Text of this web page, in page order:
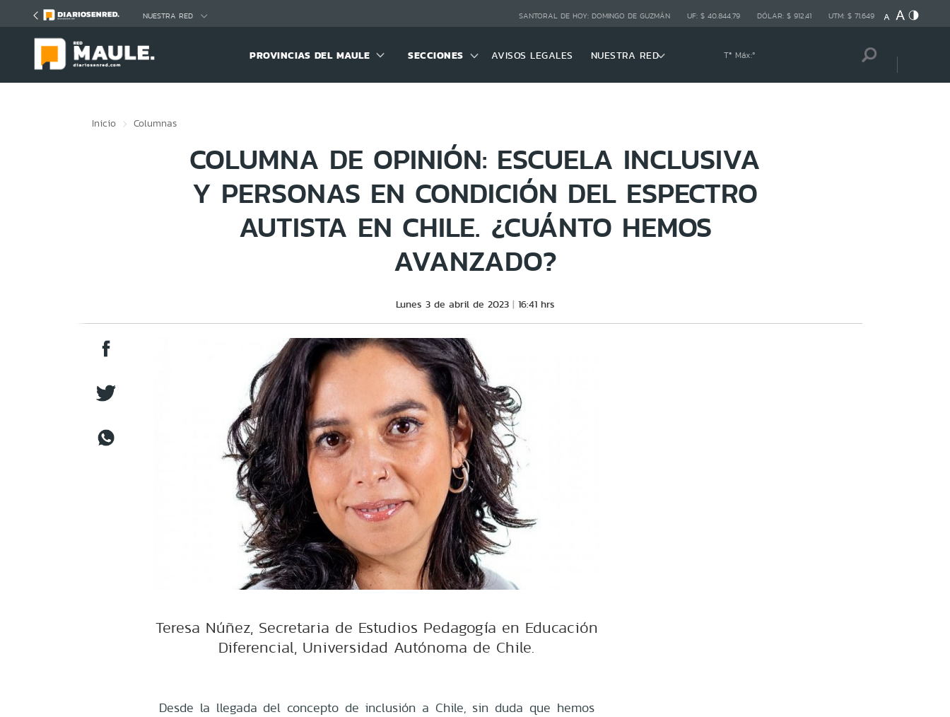
NUESTRA RED SANTORAL DE HOY: DOMINGO DE GUZMÁN UF: $ 40.844,79 DÓLAR: $ 912,41 UTM: $ 71.649
PROVINCIAS DEL MAULE SECCIONES AVISOS LEGALES NUESTRA RED Tª Máx:º
Inicio Columnas
COLUMNA DE OPINIÓN: ESCUELA INCLUSIVA
Y PERSONAS EN CONDICIÓN DEL ESPECTRO
AUTISTA EN CHILE. ¿CUÁNTO HEMOS
AVANZADO?
Lunes 3 de abril de 2023 16:41 hrs
Teresa Núñez, Secretaria de Estudios Pedagogía en Educación
Diferencial, Universidad Autónoma de Chile.
Desde la llegada del concepto de inclusión a Chile, sin duda que hemos